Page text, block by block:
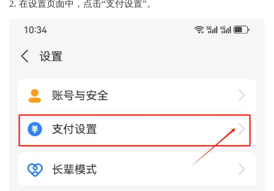
2. 在设置页面中，点击“支付设置”。